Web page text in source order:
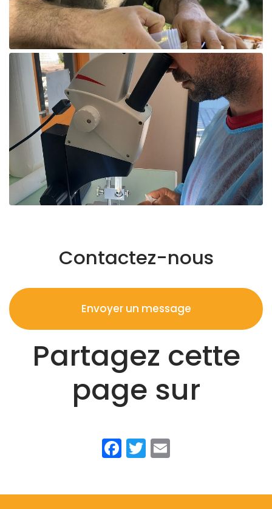
Contactez-nous
Envoyer un message
Partagez cette
page sur
Facebook
Twitter